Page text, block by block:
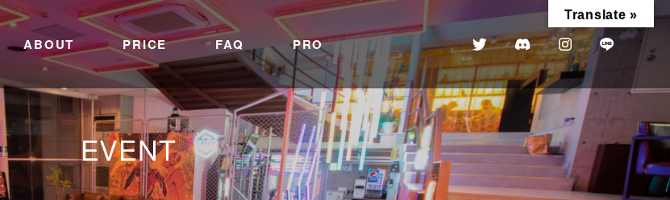
ABOUT PRICE FAQ PRO
EVENT
Translate »